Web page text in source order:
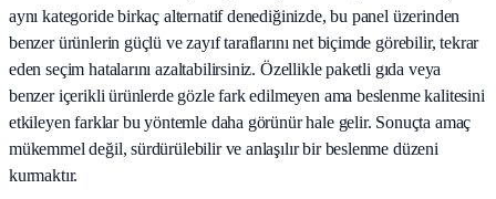
aynı kategoride birkaç alternatif denediğinizde, bu panel üzerinden
benzer ürünlerin güçlü ve zayıf taraflarını net biçimde görebilir, tekrar
eden seçim hatalarını azaltabilirsiniz. Özellikle paketli gıda veya
benzer içerikli ürünlerde gözle fark edilmeyen ama beslenme kalitesini
etkileyen farklar bu yöntemle daha görünür hale gelir. Sonuçta amaç
mükemmel değil, sürdürülebilir ve anlaşılır bir beslenme düzeni
kurmaktır.